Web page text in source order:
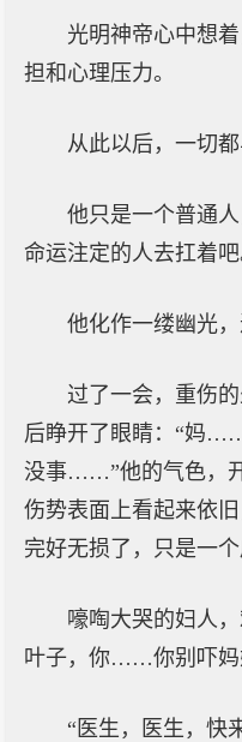
光明神帝心中想
担和心理压力。
从此以后，一切都
他只是一个普通
命运注定的人去扛着吧
他化作一缕幽光
过了一会，重伤
后睁开了眼睛：“妈
没事……”他的气色，
伤势表面上看起来依
完好无损了，只是一
嚎啕大哭的妇人
叶子，你……你别吓妈
“医生，医生，